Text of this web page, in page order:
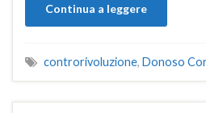
Continua a leggere
controrivoluzione, Donoso